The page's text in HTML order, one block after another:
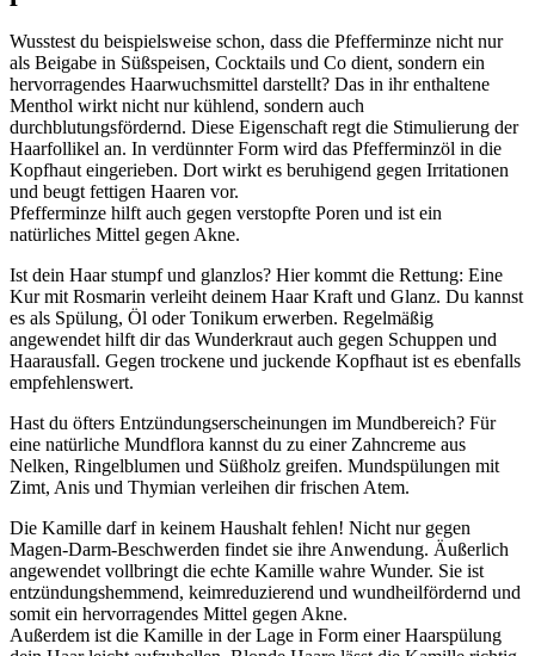
Wusstest du beispielsweise schon, dass die Pfefferminze nicht nur
als Beigabe in Süßspeisen, Cocktails und Co dient, sondern ein
hervorragendes Haarwuchsmittel darstellt? Das in ihr enthaltene
Menthol wirkt nicht nur kühlend, sondern auch
durchblutungsfördernd. Diese Eigenschaft regt die Stimulierung der
Haarfollikel an. In verdünnter Form wird das Pfefferminzöl in die
Kopfhaut eingerieben. Dort wirkt es beruhigend gegen Irritationen
und beugt fettigen Haaren vor.
Pfefferminze hilft auch gegen verstopfte Poren und ist ein
natürliches Mittel gegen Akne.
Ist dein Haar stumpf und glanzlos? Hier kommt die Rettung: Eine
Kur mit Rosmarin verleiht deinem Haar Kraft und Glanz. Du kannst
es als Spülung, Öl oder Tonikum erwerben. Regelmäßig
angewendet hilft dir das Wunderkraut auch gegen Schuppen und
Haarausfall. Gegen trockene und juckende Kopfhaut ist es ebenfalls
empfehlenswert.
Hast du öfters Entzündungserscheinungen im Mundbereich? Für
eine natürliche Mundflora kannst du zu einer Zahncreme aus
Nelken, Ringelblumen und Süßholz greifen. Mundspülungen mit
Zimt, Anis und Thymian verleihen dir frischen Atem.
Die Kamille darf in keinem Haushalt fehlen! Nicht nur gegen
Magen-Darm-Beschwerden findet sie ihre Anwendung. Äußerlich
angewendet vollbringt die echte Kamille wahre Wunder. Sie ist
entzündungshemmend, keimreduzierend und wundheilfördernd und
somit ein hervorragendes Mittel gegen Akne.
Außerdem ist die Kamille in der Lage in Form einer Haarspülung